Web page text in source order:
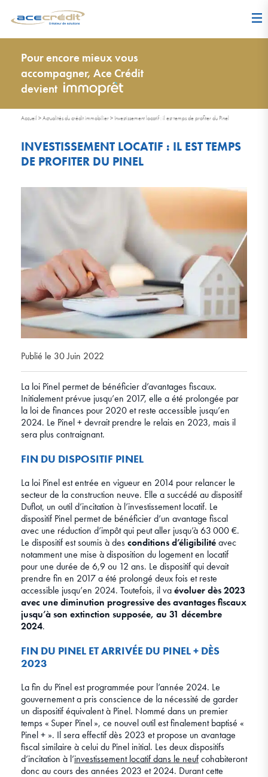
Pour encore mieux vous
accompagner, Ace Crédit
devient
Accueil >Actualités du crédit immobilier> Investissement locatif : il est temps de profiter du Pinel
INVESTISSEMENT LOCATIF : IL EST TEMPS
DE PROFITER DU PINEL
Publié le 30 Juin 2022
La loi Pinel permet de bénéficier d’avantages fiscaux.
Initialement prévue jusqu’en 2017, elle a été prolongée par
la loi de finances pour 2020 et reste accessible jusqu’en
2024. Le Pinel + devrait prendre le relais en 2023, mais il
sera plus contraignant.
FIN DU DISPOSITIF PINEL
La loi Pinel est entrée en vigueur en 2014 pour relancer le
secteur de la construction neuve. Elle a succédé au dispositif
Duflot, un outil d’incitation à l’investissement locatif. Le
dispositif Pinel permet de bénéficier d’un avantage fiscal
avec une réduction d’impôt qui peut aller jusqu’à 63 000 €.
Le dispositif est soumis à desconditions d’éligibilitéavec
notamment une mise à disposition du logement en locatif
pour une durée de 6,9 ou 12 ans. Le dispositif qui devait
prendre fin en 2017 a été prolongé deux fois et reste
accessible jusqu’en 2024. Toutefois, il vaévoluer dès 2023
avec une diminution progressive des avantages fiscaux
jusqu’à son extinction supposée, au 31 décembre
2024.
FIN DU PINEL ET ARRIVÉE DU PINEL + DÈS
2023
La fin du Pinel est programmée pour l’année 2024. Le
gouvernement a pris conscience de la nécessité de garder
un dispositif équivalent à Pinel. Nommé dans un premier
temps « Super Pinel », ce nouvel outil est finalement baptisé «
Pinel + ». Il sera effectif dès 2023 et propose un avantage
fiscal similaire à celui du Pinel initial. Les deux dispositifs
d’incitation à l’investissement locatif dans le neufcohabiteront
donc au cours des années 2023 et 2024. Durant cette